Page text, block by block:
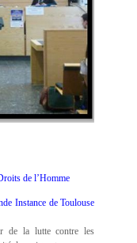
de l’Homme
Instance de Toulouse
de la lutte contre les